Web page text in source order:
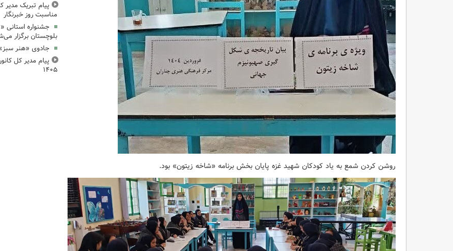
روشن کردن شمع به یاد کودکان شهید غزه پایان بخش برنامه «شاخه زیتون» بود.
پیام تبریک مدیر
مناسبت روز خبرنگار
جشنواره استانی
بلوچستان برگزار
جادوی «هنر
پیام مدیر کل
۱۴۰۵